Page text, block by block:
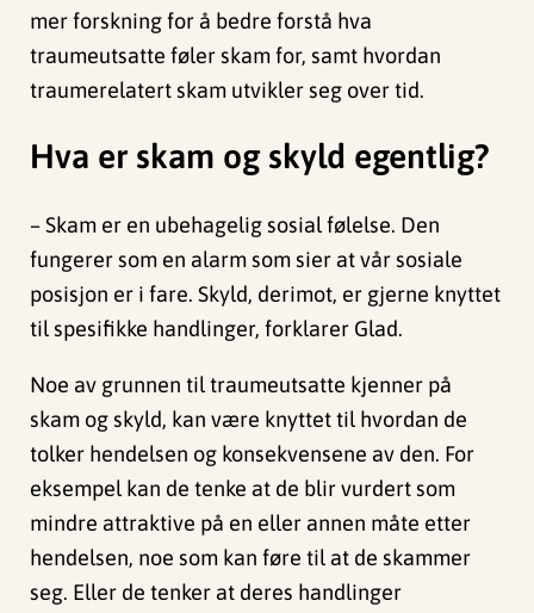
mer forskningfor å bedre forstå hva
traumeutsatte føler skamfor,samt hvordan
traumerelatert skam utviklerseg overtid.
Hva er skam og skyld egentlig?
–Skam er en ubehagelig sosial følelse. Den
fungerer som en alarm som sier at vår sosiale
posisjon er i fare. Skyld, derimot, er gjerne knyttet
til spesifikke handlinger, forklarer Glad.
Noe av grunnen til traumeutsatte kjenner på
skam og skyld, kan være knyttet til hvordan de
tolker hendelsen og konsekvensene av den. For
eksempel kan de tenke at de blir vurdert som
mindre attraktive på en eller annen måte etter
hendelsen, noe som kan føre til at de skammer
seg. Eller de tenker at deres handlinger